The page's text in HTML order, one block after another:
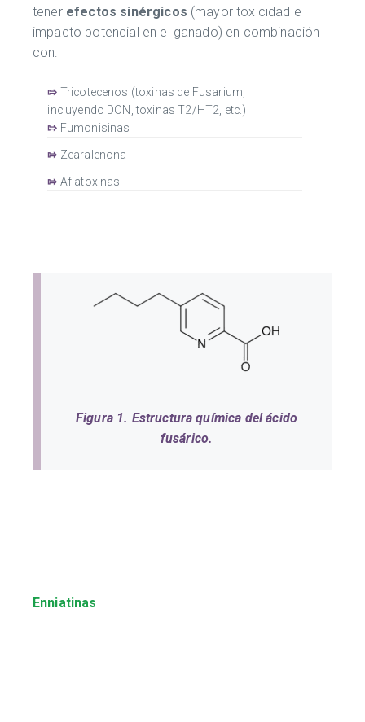
tener efectos sinérgicos (mayor toxicidad e
impacto potencial en el ganado) en combinación
con:
⇰ Tricotecenos (toxinas de Fusarium,
incluyendo DON, toxinas T2/HT2, etc.)
⇰ Fumonisinas
⇰ Zearalenona
⇰ Aflatoxinas
Figura 1. Estructura química del ácido
fusárico.
Enniatinas